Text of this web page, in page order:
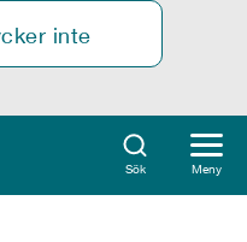
inte
Sök Meny